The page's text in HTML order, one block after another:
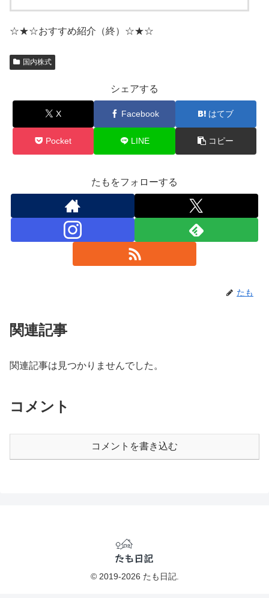
☆★☆おすすめ紹介（終）☆★☆
国内株式
シェアする
X Facebook はてブ
Pocket LINE コピー
たもをフォローする
たも
関連記事
関連記事は見つかりませんでした。
コメント
コメントを書き込む
© 2019-2026 たも日記.